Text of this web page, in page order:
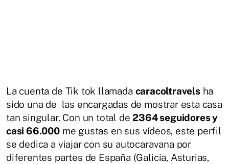
La cuenta de Tik tok llamada caracoltravelsha
sido una de las encargadas de mostrar esta casa
tan singular. Con un total de2364 seguidores y
casi 66.000me gustas en sus vídeos, este perfil
se dedica a viajar con su autocaravana por
diferentes partes de España (Galicia, Asturias,